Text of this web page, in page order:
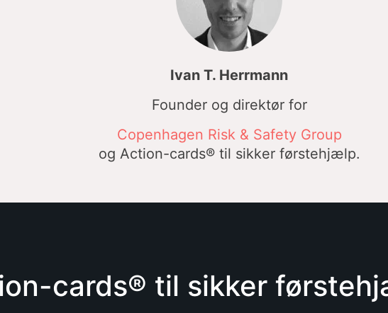
Ivan T. Herrmann
Founder og direktør for
Copenhagen Risk & Safety Group
og Action-cards® til sikker førstehjælp.
cards® til sikker